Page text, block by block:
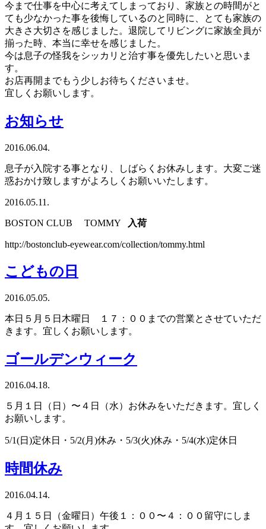
今まで仕事を中心に考えてしまっており、家族との時間がと
ても少なかった事を後悔しているのと同時に、とても家族の
大きさ大切さを感じました。退院してリビングに家族全員が
揃った時、本当に幸せを感じました。
今は息子の怪我をシッカリと治す事を優先したいと思いま
す。
お店再開までもう少しお待ちくださいませ。
宜しくお願いします。
お知らせ
2016.06.04.
息子が入院する事となり、しばらくお休みします。大変ご迷
惑おかけ致しますがよろしくお願いいたします。
2016.05.11.
BOSTON CLUB TOMMY 入荷
http://bostonclub-eyewear.com/collection/tommy.html
こどもの日
2016.05.05.
本日５月５日木曜日 １７：００までの営業とさせていただ
きます。宜しくお願いします。
ゴールデンウィーク
2016.04.18.
５月１日（日）〜４日（水）お休みをいただきます。宜しく
お願いします。
5/1(日)定休日・5/2(月)休み・5/3(火)休み・5/4(水)定休日
時間休み
2016.04.14.
４月１５日（金曜日）午後１：００〜４：００留守にしま